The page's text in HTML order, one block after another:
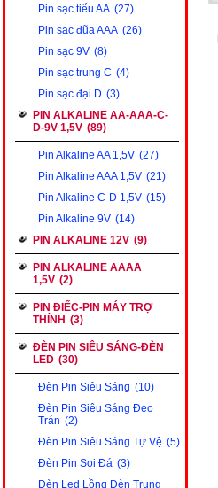
Pin sạc tiểu AA (27)
Pin sạc đũa AAA (26)
Pin sạc 9V (8)
Pin sạc trung C (4)
Pin sạc đại D (3)
PIN ALKALINE AA-AAA-C-
D-9V 1,5V (89)
Pin Alkaline AA 1,5V (27)
Pin Alkaline AAA 1,5V (21)
Pin Alkaline C-D 1,5V (15)
Pin Alkaline 9V (14)
PIN ALKALINE 12V (9)
PIN ALKALINE AAAA
1,5V (2)
PIN ĐIẾC-PIN MÁY TRỢ
THÍNH (3)
ĐÈN PIN SIÊU SÁNG-ĐÈN
LED (30)
Đèn Pin Siêu Sáng (10)
Đèn Pin Siêu Sáng Đeo
Trán (2)
Đèn Pin Siêu Sáng Tự Vệ (5)
Đèn Pin Soi Đá (3)
Đèn Led Lồng Đèn Trung